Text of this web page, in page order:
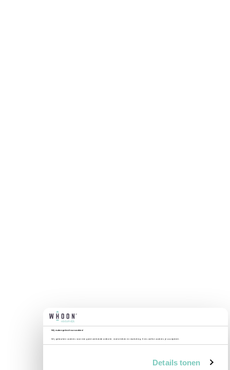
Wij maken gebruik van cookies!
Wij gebruiken cookies voor een goed werkende website, statistieken en marketing. Kies welke cookies je accepteert.
Details tonen